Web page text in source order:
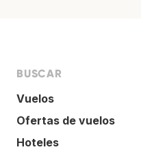
BUSCAR
Vuelos
Ofertas de vuelos
Hoteles